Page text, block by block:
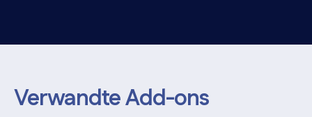
Verwandte Add-ons